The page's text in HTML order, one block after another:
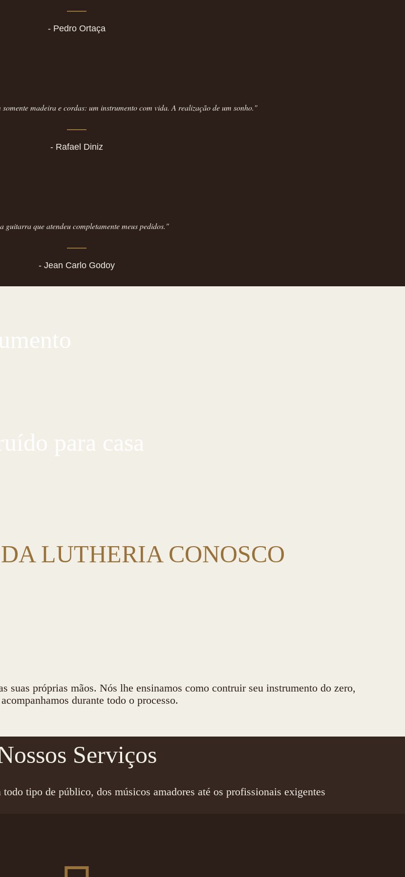
- Pedro Ortaça
madeira e cordas: um instrumento com vida. A realização de um sonho."
- Rafael Diniz
guitarra que atendeu completamente meus pedidos."
- Jean Carlo Godoy
para casa
LUTHERIA CONOSCO
suas próprias mãos. Nós lhe ensinamos como contruir seu instrumento do zero,
durante todo o processo.
Serviços
tipo de público, dos músicos amadores até os profissionais exigentes